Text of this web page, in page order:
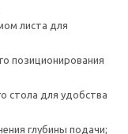
листа для
позиционирования
стола для удобства
глубины подачи;